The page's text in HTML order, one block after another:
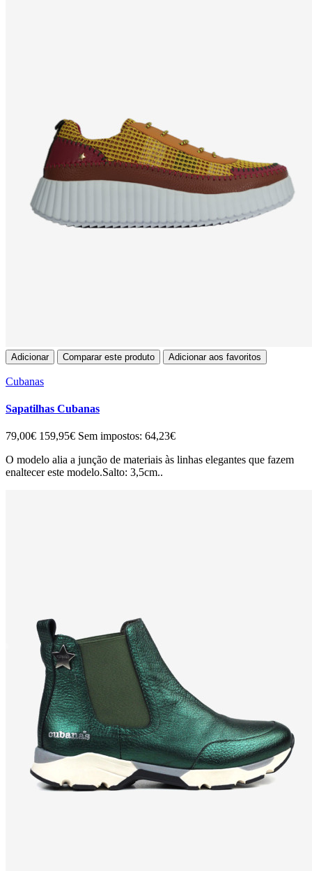
Adicionar Comparar este produto Adicionar aos favoritos
Cubanas
Sapatilhas Cubanas
79,00€ 159,95€ Sem impostos: 64,23€
O modelo alia a junção de materiais às linhas elegantes que fazem
enaltecer este modelo.Salto: 3,5cm..